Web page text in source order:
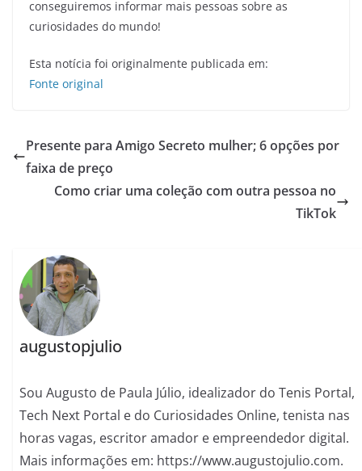
conseguiremos informar mais pessoas sobre as
curiosidades do mundo!
Esta notícia foi originalmente publicada em:
Fonte original
Presente para Amigo Secreto mulher; 6 opções por
faixa de preço
Como criar uma coleção com outra pessoa no
TikTok
augustopjulio
Sou Augusto de Paula Júlio, idealizador do Tenis Portal,
Tech Next Portal e do Curiosidades Online, tenista nas
horas vagas, escritor amador e empreendedor digital.
Mais informações em: https://www.augustojulio.com.